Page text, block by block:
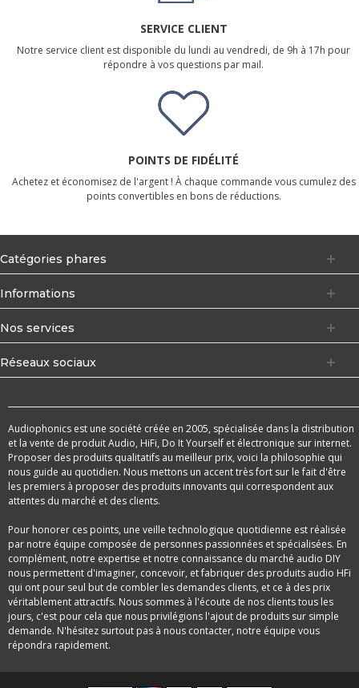
SERVICE CLIENT
Notre service client est disponible du lundi au vendredi, de 9h à 17h pour
répondre à vos questions par mail.
POINTS DE FIDÉLITÉ
Achetez et économisez de l'argent ! À chaque commande vous cumulez des
points convertibles en bons de réductions.
Catégories phares
Informations
Nos services
Réseaux sociaux
Audiophonics est une société créée en 2005, spécialisée dans la distribution
et la vente de produit Audio, HiFi, Do It Yourself et électronique sur internet.
Proposer des produits qualitatifs au meilleur prix, voici la philosophie qui
nous guide au quotidien. Nous mettons un accent très fort sur le fait d'être
les premiers à proposer des produits innovants qui correspondent aux
attentes du marché et des clients.
Pour honorer ces points, une veille technologique quotidienne est réalisée
par notre équipe composée de personnes passionnées et spécialisées. En
complément, notre expertise et notre connaissance du marché audio DIY
nous permettent d'imaginer, concevoir, et fabriquer des produits audio HFi
qui ont pour seul but de combler les demandes clients, et ce à des prix
véritablement attractifs. Nous sommes à l'écoute de nos clients tous les
jours, c'est pour cela que nous privilégions l'ajout de produits sur simple
demande. N'hésitez surtout pas à nous contacter, notre équipe vous
répondra rapidement.